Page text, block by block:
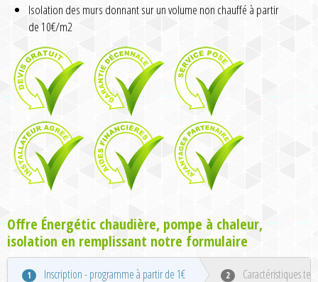
Isolation des murs donnant sur un volume non chauffé à partir
de 10€/m2
Offre Énergétic chaudière, pompe à chaleur,
isolation en remplissant notre formulaire
1 Inscription - programme à partir de 1€ 2 Caractéristiques